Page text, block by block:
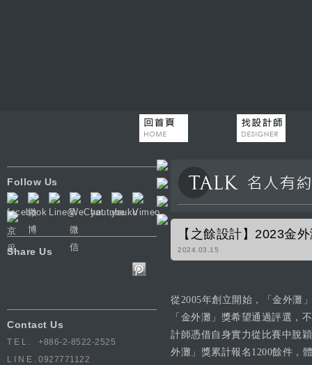
Follow Us
Share Us
Contact Us
TEL.
+886-2-8522-2525
LINE. 0927771122
【之餘設計】2023金
2024.03.15
從2005年創立開始，「金外灘
「金外灘」獎希望通過評選，
計師憑借自身實力從比賽中脫
外灘」獎累計報名1200餘件，